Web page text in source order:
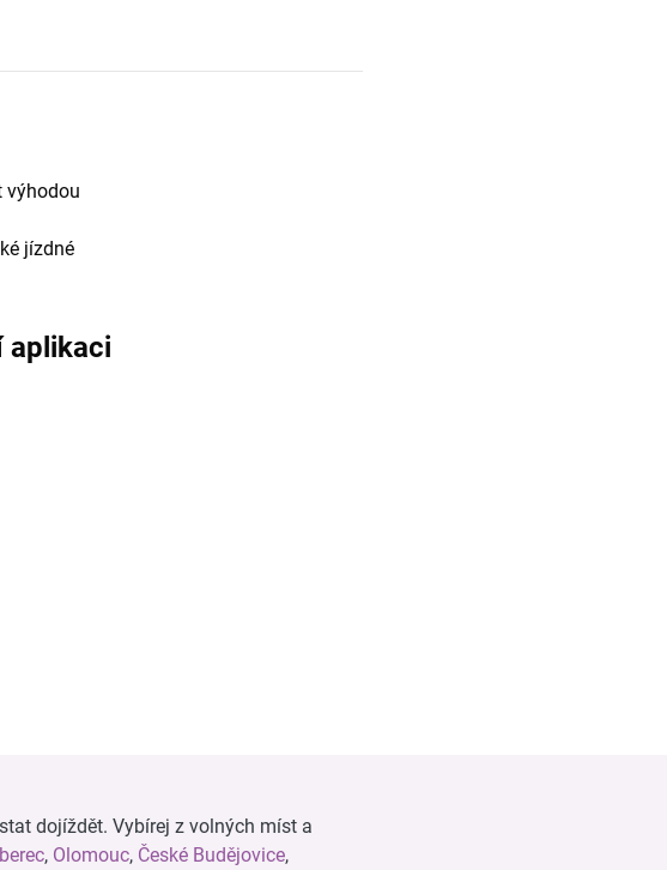
výhodou
jízdné
aplikaci
dojíždět. Vybírej z volných míst a
, Olomouc, České Budějovice,